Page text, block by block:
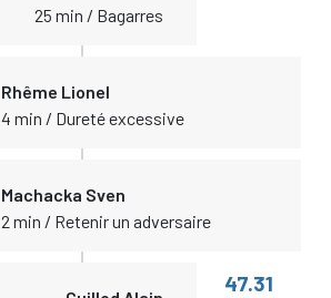
25 min / Bagarres
Rhême Lionel
4 min / Dureté excessive
Machacka Sven
2 min / Retenir un adversaire
47.31